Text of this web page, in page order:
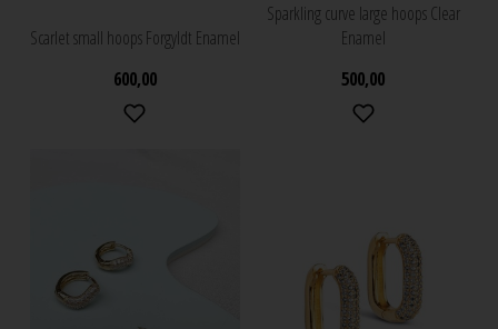
Scarlet small hoops Forgyldt Enamel
600,00
Sparkling curve large hoops Clear
Enamel
500,00